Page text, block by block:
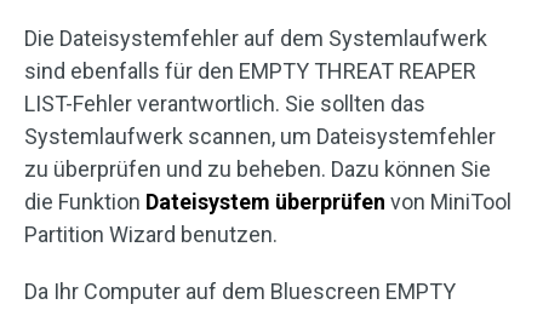
Die Dateisystemfehler auf dem Systemlaufwerk
sind ebenfalls für den EMPTY THREAT REAPER
LIST-Fehler verantwortlich. Sie sollten das
Systemlaufwerk scannen, um Dateisystemfehler
zu überprüfen und zu beheben. Dazu können Sie
die Funktion Dateisystem überprüfen von MiniTool
Partition Wizard benutzen.
Da Ihr Computer auf dem Bluescreen EMPTY